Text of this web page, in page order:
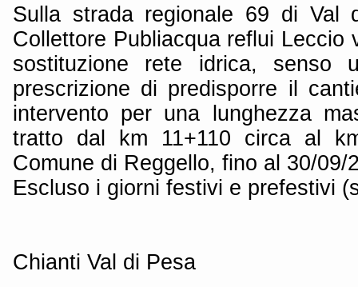
Sulla strada regionale 69 di Val
Collettore Publiacqua reflui Leccio
sostituzione rete idrica, senso
prescrizione di predisporre il
intervento per una lunghezza
tratto dal km 11+110 circa al
Comune di Reggello, fino al 30/09/
Escluso i giorni festivi e prefestivi
Chianti Val di Pesa